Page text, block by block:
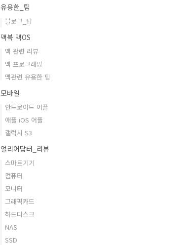
유용한_팁
블로그_팁
맥북 맥OS
맥 관련 리뷰
맥 프로그래밍
맥관련 유용한 팁
모바일
안드로이드 어플
애플 iOS 어플
갤럭시 S3
얼리어답터_리뷰
스마트기기
컴퓨터
모니터
그래픽카드
하드디스크
NAS
SSD